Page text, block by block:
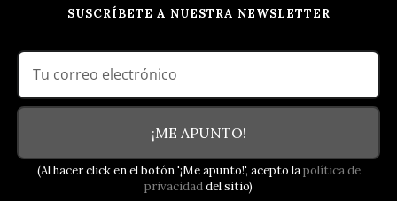
SUSCRÍBETE A NUESTRA NEWSLETTER
¡ME APUNTO!
(Al hacer click en el botón '¡Me apunto!', acepto lapolítica de
privacidaddel sitio)